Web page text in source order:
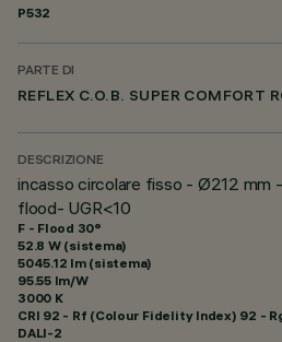
P532
PARTE DI
REFLEX C.O.B. SUPER COMFORT
DESCRIZIONE
incasso circolare fisso - Ø212 mm
flood- UGR<10
F - Flood 30°
52.8 W (sistema)
5045.12 lm (sistema)
95.55 lm/W
3000 K
CRI 92 - Rf (Colour Fidelity Index) 92 -
DALI-2